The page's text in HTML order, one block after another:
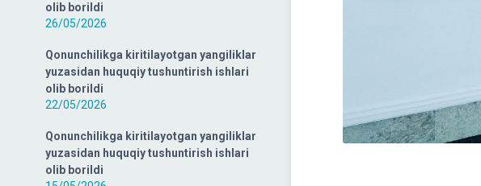
olib borildi
26/05/2026
Qonunchilikga kiritilayotgan yangiliklar
yuzasidan huquqiy tushuntirish ishlari
olib borildi
22/05/2026
Qonunchilikga kiritilayotgan yangiliklar
yuzasidan huquqiy tushuntirish ishlari
olib borildi